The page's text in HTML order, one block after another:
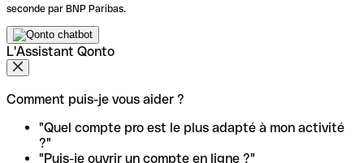
seconde par BNP Paribas.
L'Assistant Qonto
Comment puis-je vous aider ?
"Quel compte pro est le plus adapté à mon activité
?"
"Puis-je ouvrir un compte en ligne ?"